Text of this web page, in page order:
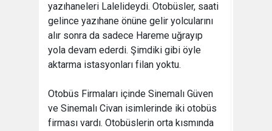
yazıhaneleri Lalelideydi. Otobüsler, saati
gelince yazıhane önüne gelir yolcularını
alır sonra da sadece Hareme uğrayıp
yola devam ederdi. Şimdiki gibi öyle
aktarma istasyonları filan yoktu.
Otobüs Firmaları içinde Sinemalı Güven
ve Sinemalı Civan isimlerinde iki otobüs
firması vardı. Otobüslerin orta kısmında